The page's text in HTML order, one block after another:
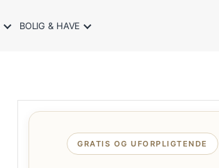
BOLIG & HAVE
GRATIS OG UFORPLIGTENDE